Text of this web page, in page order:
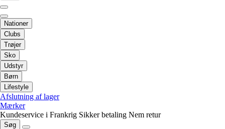
Nationer
Clubs
Trøjer
Sko
Udstyr
Børn
Lifestyle
Afslutning af lager
Mærker
Kundeservice i Frankrig Sikker betaling Nem retur
Søg